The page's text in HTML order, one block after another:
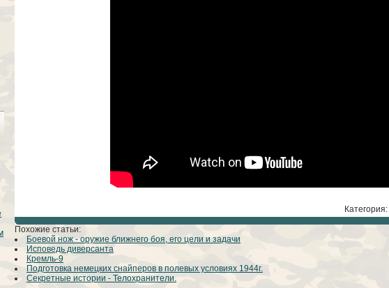
Категория:
Похожие статьи:
Боевой нож - оружие ближнего боя, его цели и задачи
Исповедь диверсанта
Кремль-9
Подготовка немецких снайперов в полевых условиях 1944г.
Секретные истории - Телохранители.